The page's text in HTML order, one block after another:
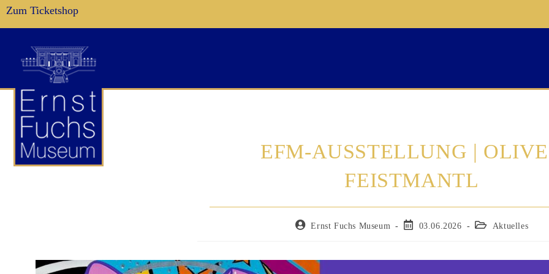
Zum Ticketshop
EFM-AUSSTELLUNG |
FEISTMANTL
Ernst Fuchs Museum 03.06.2026 Aktuelles